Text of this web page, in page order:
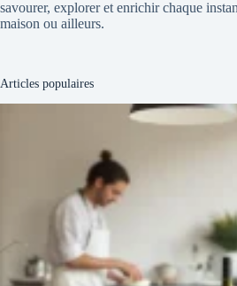
savourer, explorer et enrichir chaque
maison ou ailleurs.
Articles populaires